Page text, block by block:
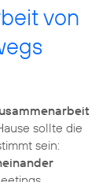
von
sollte die
sein: